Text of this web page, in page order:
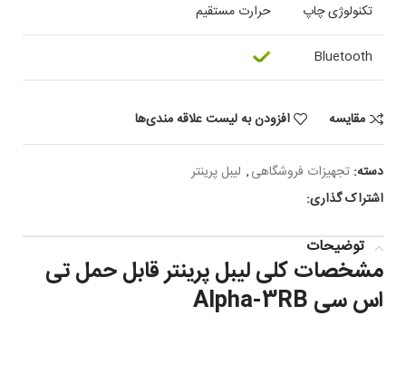
تکنولوژی چاپ حرارت مستقیم
Bluetooth
مقایسه افزودن به لیست علاقه مندی‌ها
دسته: تجهیزات فروشگاهی, لیبل پرینتر
اشتراک گذاری:
توضیحات
مشخصات کلی لیبل پرینتر قابل حمل تی
اس سی Alpha-3RB